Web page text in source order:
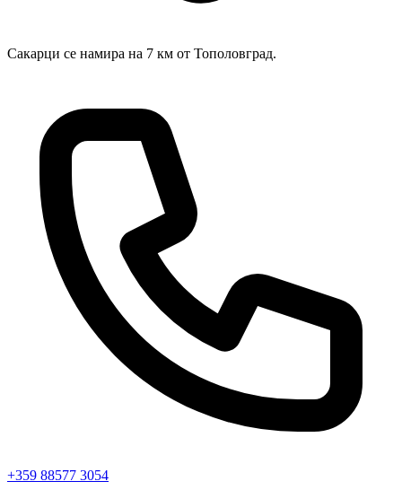
Сакарци се намира на 7 км от Тополовград.
+359 88577 3054